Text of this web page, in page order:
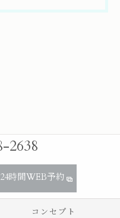
2638
24時間WEB予約
コンセプト